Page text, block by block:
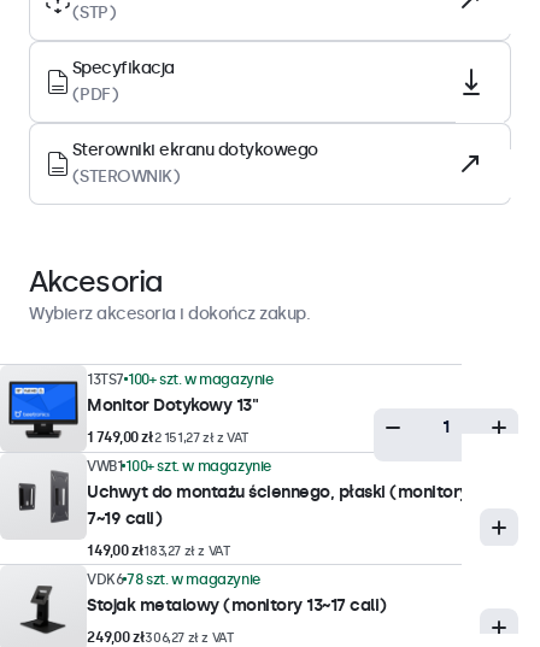
Podświetlenie
LED
Powierzchnia
Szkło hartowane
Obsługiwana orientacja
Maksymalna jasność
Minimalna jasność
1 nit
Kontrast
1400:1
Kąt widzenia
178° w poziomie, 178° w pionie
Czas reakcji
10 ms
(STP)
Specyfikacja
(PDF)
Sterowniki ekranu dotykowego
(STEROWNIK)
Akcesoria
Wybierz akcesoria i dokończ zakup.
13TS7 100+ szt. w magazynie
Monitor Dotykowy 13"
1 749,00 zł2 151,27 zł z VAT
VWB1 100+ szt. w magazynie
Uchwyt do montażu ściennego, płaski (monitory
7~19 cali)
149,00 zł183,27 zł z VAT
VDK6 78 szt. w magazynie
Stojak metalowy (monitory 13~17 cali)
249,00 zł306,27 zł z VAT